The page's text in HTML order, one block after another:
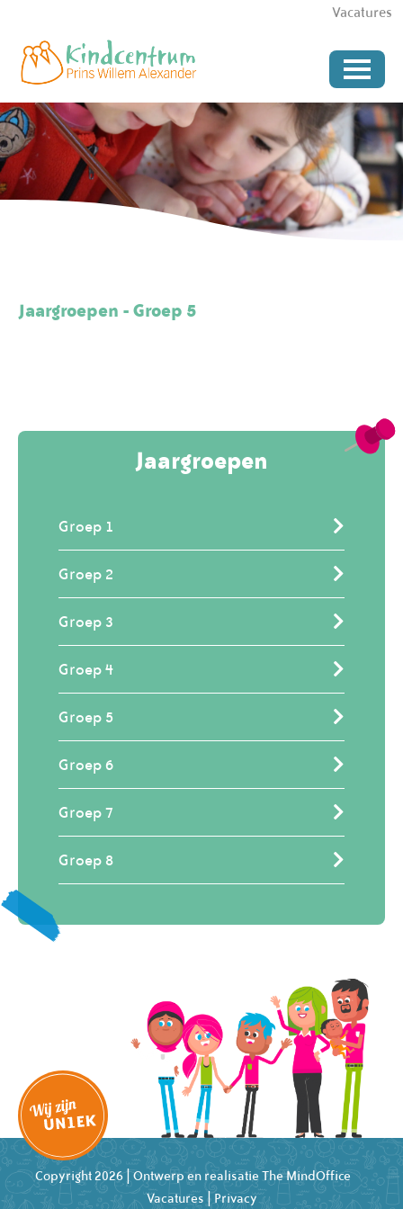
Vacatures
Jaargroepen - Groep 5
Jaargroepen
Groep 1
Groep 2
Groep 3
Groep 4
Groep 5
Groep 6
Groep 7
Groep 8
Copyright 2026 | Ontwerp en realisatie The MindOffice
Vacatures |Privacy